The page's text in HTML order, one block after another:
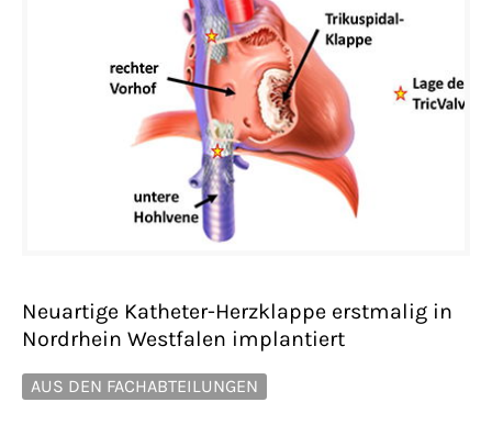
Neuartige Katheter-Herzklappe erstmalig in
Nordrhein Westfalen implantiert
AUS DEN FACHABTEILUNGEN